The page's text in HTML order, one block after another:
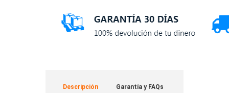
Descripción Garantía y FAQs